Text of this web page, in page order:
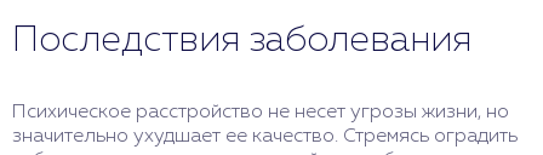
Последствия заболевания
Психическое расстройство не несет угрозы жизни, но
значительно ухудшает ее качество. Стремясь оградить